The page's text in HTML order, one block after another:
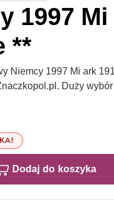
1997
**
Niemcy 1997 Mi ark
Duży
Dodaj do koszyka